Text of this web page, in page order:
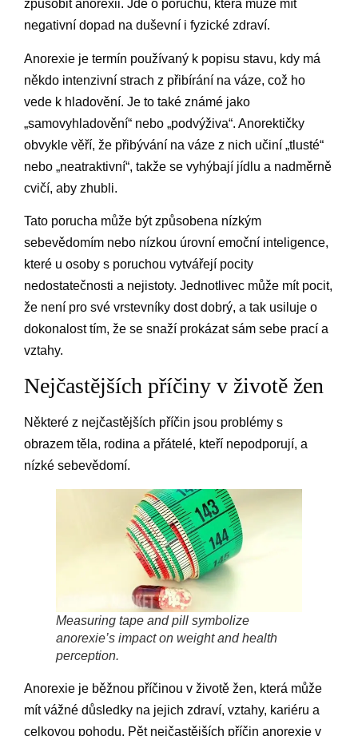
způsobit anorexii. Jde o poruchu, která může mít
negativní dopad na duševní i fyzické zdraví.
Anorexie je termín používaný k popisu stavu, kdy má
někdo intenzivní strach z přibírání na váze, což ho
vede k hladovění. Je to také známé jako
„samovyhladovění“ nebo „podvýživa“. Anorektičky
obvykle věří, že přibývání na váze z nich učiní „tlusté“
nebo „neatraktivní“, takže se vyhýbají jídlu a nadměrně
cvičí, aby zhubli.
Tato porucha může být způsobena nízkým
sebevědomím nebo nízkou úrovní emoční inteligence,
které u osoby s poruchou vytvářejí pocity
nedostatečnosti a nejistoty. Jednotlivec může mít pocit,
že není pro své vrstevníky dost dobrý, a tak usiluje o
dokonalost tím, že se snaží prokázat sám sebe prací a
vztahy.
Nejčastějších příčiny v životě žen
Některé z nejčastějších příčin jsou problémy s
obrazem těla, rodina a přátelé, kteří nepodporují, a
nízké sebevědomí.
Measuring tape and pill symbolize
anorexie’s impact on weight and health
perception.
Anorexie je běžnou příčinou v životě žen, která může
mít vážné důsledky na jejich zdraví, vztahy, kariéru a
celkovou pohodu. Pět nejčastějších příčin anorexie v